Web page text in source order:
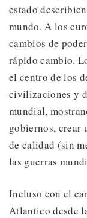
estado
mundo. A los
cambios de
rápido cambio.
el centro de los
civilizaciones y
mundial,
gobiernos, crear
de calidad (sin
las guerras
Incluso con el
Atlantico desde